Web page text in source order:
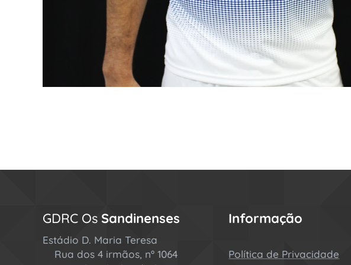
GDRC Os Sandinenses
Estádio D. Maria Teresa
Rua dos 4 irmãos, nº 1064
Informação
Política de Privacidade